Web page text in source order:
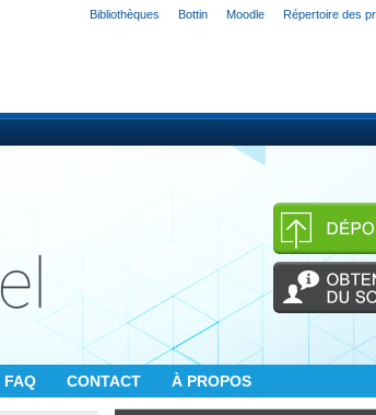
Bibliothèques Bottin Moodle Répertoire des
FAQ CONTACT À PROPOS